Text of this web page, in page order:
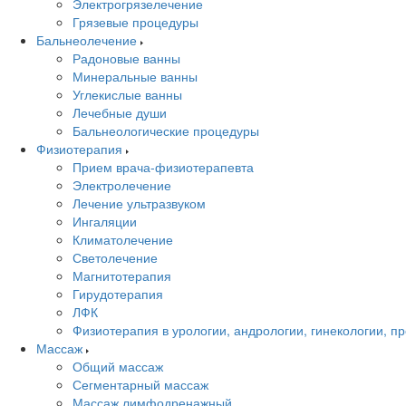
Электрогрязелечение
Грязевые процедуры
Бальнеолечение
Радоновые ванны
Минеральные ванны
Углекислые ванны
Лечебные души
Бальнеологические процедуры
Физиотерапия
Прием врача-физиотерапевта
Электролечение
Лечение ультразвуком
Ингаляции
Климатолечение
Светолечение
Магнитотерапия
Гирудотерапия
ЛФК
Физиотерапия в урологии, андрологии, гинекологии,
Массаж
Общий массаж
Сегментарный массаж